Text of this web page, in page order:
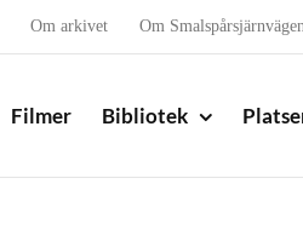
Om arkivet Om
Filmer Bibliotek